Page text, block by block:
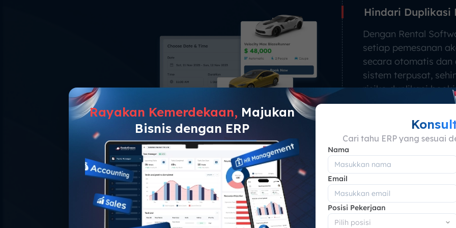
Hindari Duplikasi
Dengan Rental
setiap pemesanan
secara otomatis dan
sistem terpusat,
risiko duplikasi
setiap aset hanya
untuk satu
Penjadwalan & Pembayaran
Otomatis
Otomatis mengupdate ketersediaan
Rayakan Kemerdekaan, Majukan
Bisnis dengan ERP
Cari tahu ERP yang sesuai
Nama
Email
Posisi Pekerjaan